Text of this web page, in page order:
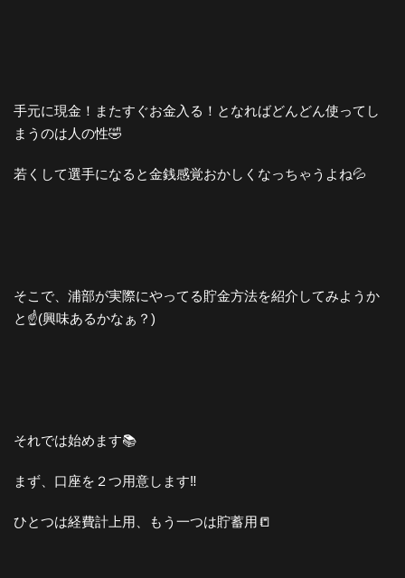
手元に現金！またすぐお金入る！となればどんどん使ってし
まうのは人の性🤣
若くして選手になると金銭感覚おかしくなっちゃうよね💦
そこで、浦部が実際にやってる貯金方法を紹介してみようか
と☝️(興味あるかなぁ？)
それでは始めます📚
まず、口座を２つ用意します‼️
ひとつは経費計上用、もう一つは貯蓄用📒